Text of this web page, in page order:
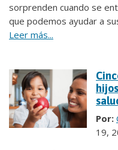
sorprenden cuando se
que podemos ayudar a
Leer más...
Por:
19,